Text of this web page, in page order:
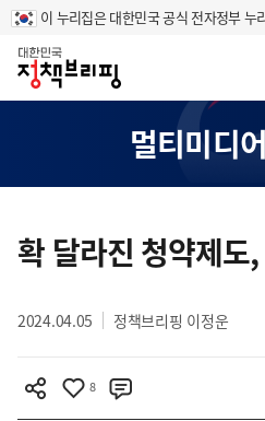
이 누리집은 대한민국 공식 전자정부 누
홈
멀티미디
텐
츠
역
확 달라진 청약제도
2024.04.05 정책브리핑 이정운
8